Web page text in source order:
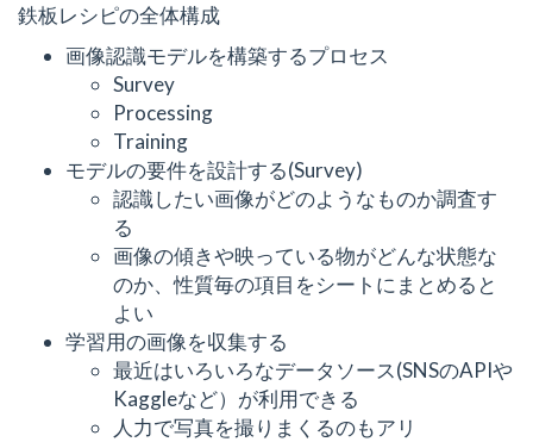
鉄板レシピの全体構成
画像認識モデルを構築するプロセス
Survey
Processing
Training
モデルの要件を設計する(Survey)
認識したい画像がどのようなものか調査す
る
画像の傾きや映っている物がどんな状態な
のか、性質毎の項目をシートにまとめると
よい
学習用の画像を収集する
最近はいろいろなデータソース(SNSのAPIや
Kaggleなど）が利用できる
人力で写真を撮りまくるのもアリ